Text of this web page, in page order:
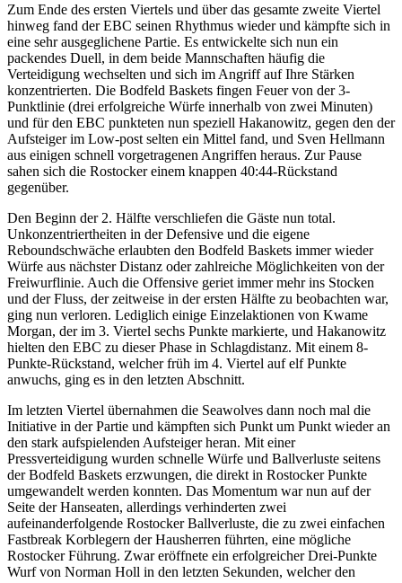
Zum Ende des ersten Viertels und über das gesamte zweite Viertel
hinweg fand der EBC seinen Rhythmus wieder und kämpfte sich in
eine sehr ausgeglichene Partie. Es entwickelte sich nun ein
packendes Duell, in dem beide Mannschaften häufig die
Verteidigung wechselten und sich im Angriff auf Ihre Stärken
konzentrierten. Die Bodfeld Baskets fingen Feuer von der 3-
Punktlinie (drei erfolgreiche Würfe innerhalb von zwei Minuten)
und für den EBC punkteten nun speziell Hakanowitz, gegen den der
Aufsteiger im Low-post selten ein Mittel fand, und Sven Hellmann
aus einigen schnell vorgetragenen Angriffen heraus. Zur Pause
sahen sich die Rostocker einem knappen 40:44-Rückstand
gegenüber.
Den Beginn der 2. Hälfte verschliefen die Gäste nun total.
Unkonzentriertheiten in der Defensive und die eigene
Reboundschwäche erlaubten den Bodfeld Baskets immer wieder
Würfe aus nächster Distanz oder zahlreiche Möglichkeiten von der
Freiwurflinie. Auch die Offensive geriet immer mehr ins Stocken
und der Fluss, der zeitweise in der ersten Hälfte zu beobachten war,
ging nun verloren. Lediglich einige Einzelaktionen von Kwame
Morgan, der im 3. Viertel sechs Punkte markierte, und Hakanowitz
hielten den EBC zu dieser Phase in Schlagdistanz. Mit einem 8-
Punkte-Rückstand, welcher früh im 4. Viertel auf elf Punkte
anwuchs, ging es in den letzten Abschnitt.
Im letzten Viertel übernahmen die Seawolves dann noch mal die
Initiative in der Partie und kämpften sich Punkt um Punkt wieder an
den stark aufspielenden Aufsteiger heran. Mit einer
Pressverteidigung wurden schnelle Würfe und Ballverluste seitens
der Bodfeld Baskets erzwungen, die direkt in Rostocker Punkte
umgewandelt werden konnten. Das Momentum war nun auf der
Seite der Hanseaten, allerdings verhinderten zwei
aufeinanderfolgende Rostocker Ballverluste, die zu zwei einfachen
Fastbreak Korblegern der Hausherren führten, eine mögliche
Rostocker Führung. Zwar eröffnete ein erfolgreicher Drei-Punkte
Wurf von Norman Holl in den letzten Sekunden, welcher den